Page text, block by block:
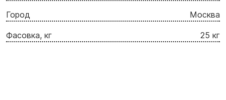
Город Москва
Фасовка, кг 25 кг